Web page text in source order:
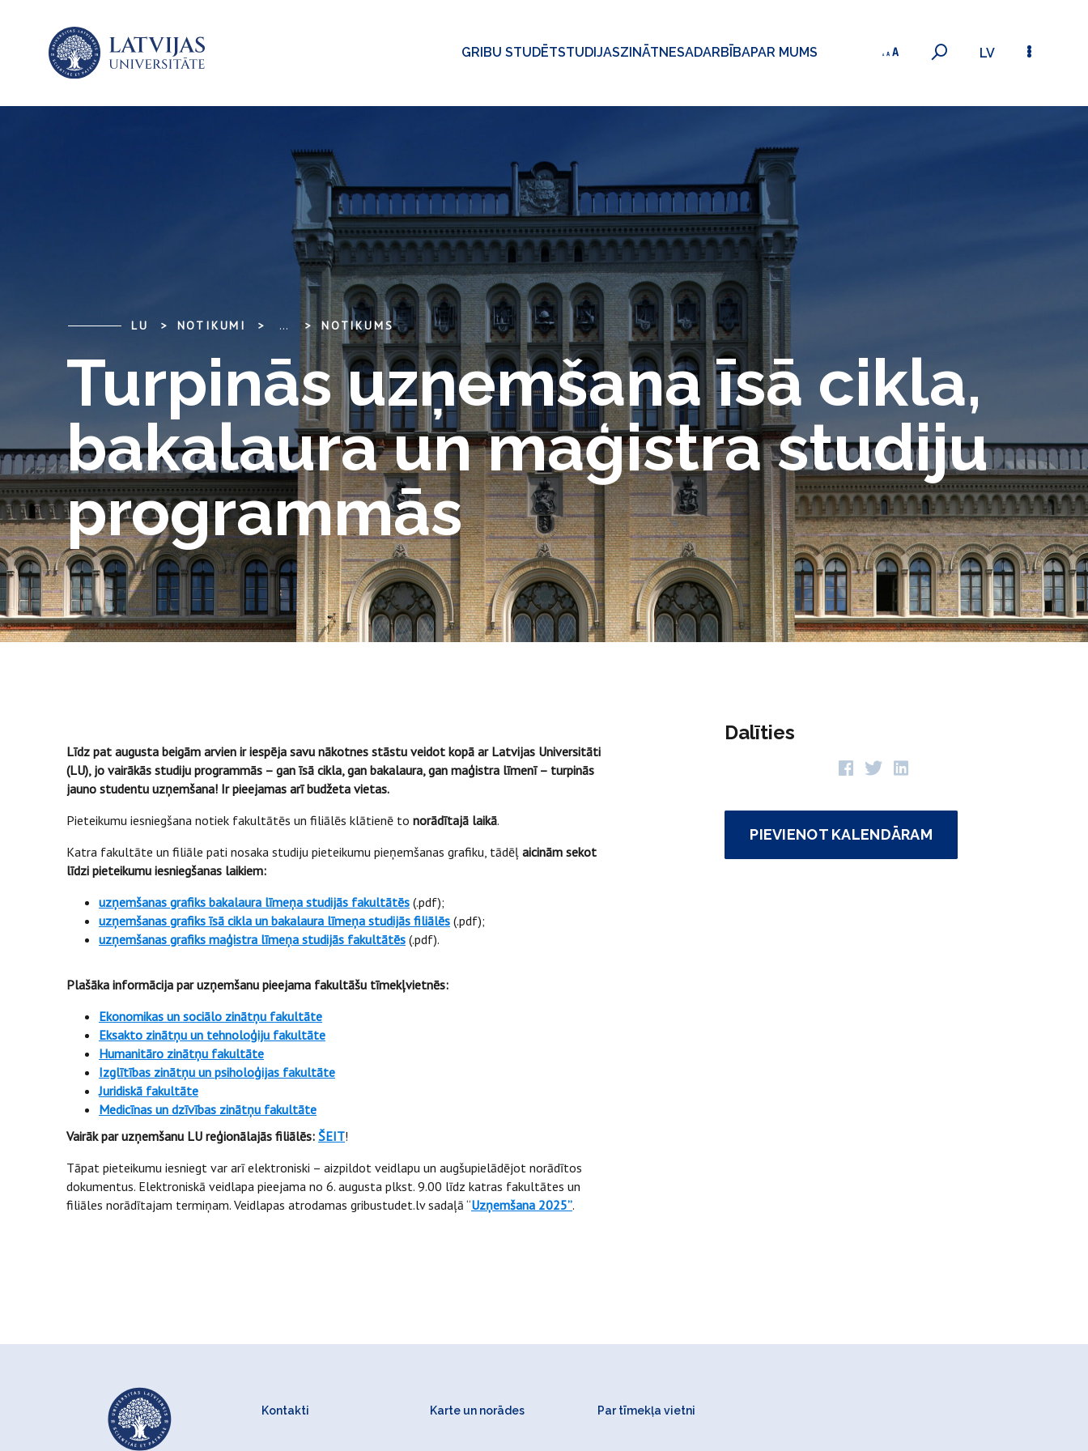
GRIBU STUDĒTSTUDIJASZINĀTNESADARBĪBAPAR MUMS LV
LU NOTIKUMI ... NOTIKUMS
Turpinās uzņemšana īsā cikla,
bakalaura un maģistra studiju
programmās
Līdz pat augusta beigām arvien ir iespēja savu nākotnes stāstu veidot kopā ar Latvijas Universitāti
(LU), jo vairākās studiju programmās – gan īsā cikla, gan bakalaura, gan maģistra līmenī – turpinās
jauno studentu uzņemšana! Ir pieejamas arī budžeta vietas.
Pieteikumu iesniegšana notiek fakultātēs un filiālēs klātienē to norādītajā laikā.
Katra fakultāte un filiāle pati nosaka studiju pieteikumu pieņemšanas grafiku, tādēļ aicinām sekot
līdzi pieteikumu iesniegšanas laikiem:
uzņemšanas grafiks bakalaura līmeņa studijās fakultātēs (.pdf);
uzņemšanas grafiks īsā cikla un bakalaura līmeņa studijās filiālēs (.pdf);
uzņemšanas grafiks maģistra līmeņa studijās fakultātēs (.pdf).
Plašāka informācija par uzņemšanu pieejama fakultāšu tīmekļvietnēs:
Ekonomikas un sociālo zinātņu fakultāte
Eksakto zinātņu un tehnoloģiju fakultāte
Humanitāro zinātņu fakultāte
Izglītības zinātņu un psiholoģijas fakultāte
Juridiskā fakultāte
Medicīnas un dzīvības zinātņu fakultāte
Vairāk par uzņemšanu LU reģionālajās filiālēs: ŠEIT!
Tāpat pieteikumu iesniegt var arī elektroniski – aizpildot veidlapu un augšupielādējot norādītos
dokumentus. Elektroniskā veidlapa pieejama no 6. augusta plkst. 9.00 līdz katras fakultātes un
filiāles norādītajam termiņam. Veidlapas atrodamas gribustudet.lv sadaļā “Uzņemšana 2025”.
Dalīties
PIEVIENOT KALENDĀRAM
Kontakti Karte un norādes Par tīmekļa vietni